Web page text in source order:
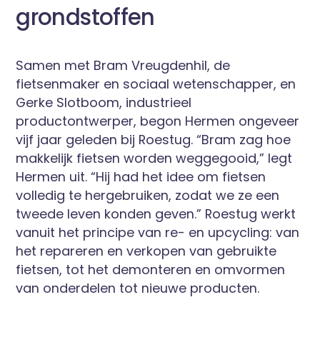
grondstoffen
Samen met Bram Vreugdenhil, de
fietsenmaker en sociaal wetenschapper, en
Gerke Slotboom, industrieel
productontwerper, begon Hermen ongeveer
vijf jaar geleden bij Roestug. “Bram zag hoe
makkelijk fietsen worden weggegooid,” legt
Hermen uit. “Hij had het idee om fietsen
volledig te hergebruiken, zodat we ze een
tweede leven konden geven.” Roestug werkt
vanuit het principe van re- en upcycling: van
het repareren en verkopen van gebruikte
fietsen, tot het demonteren en omvormen
van onderdelen tot nieuwe producten.